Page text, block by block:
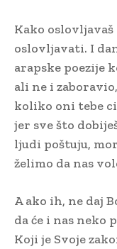
Kako
oslovljavati. I
arapske poezije
ali ne i
koliko oni tebe
jer sve što
ljudi poštuju,
želimo da nas
A ako ih, ne daj
da će i nas neko
Koji je Svoje